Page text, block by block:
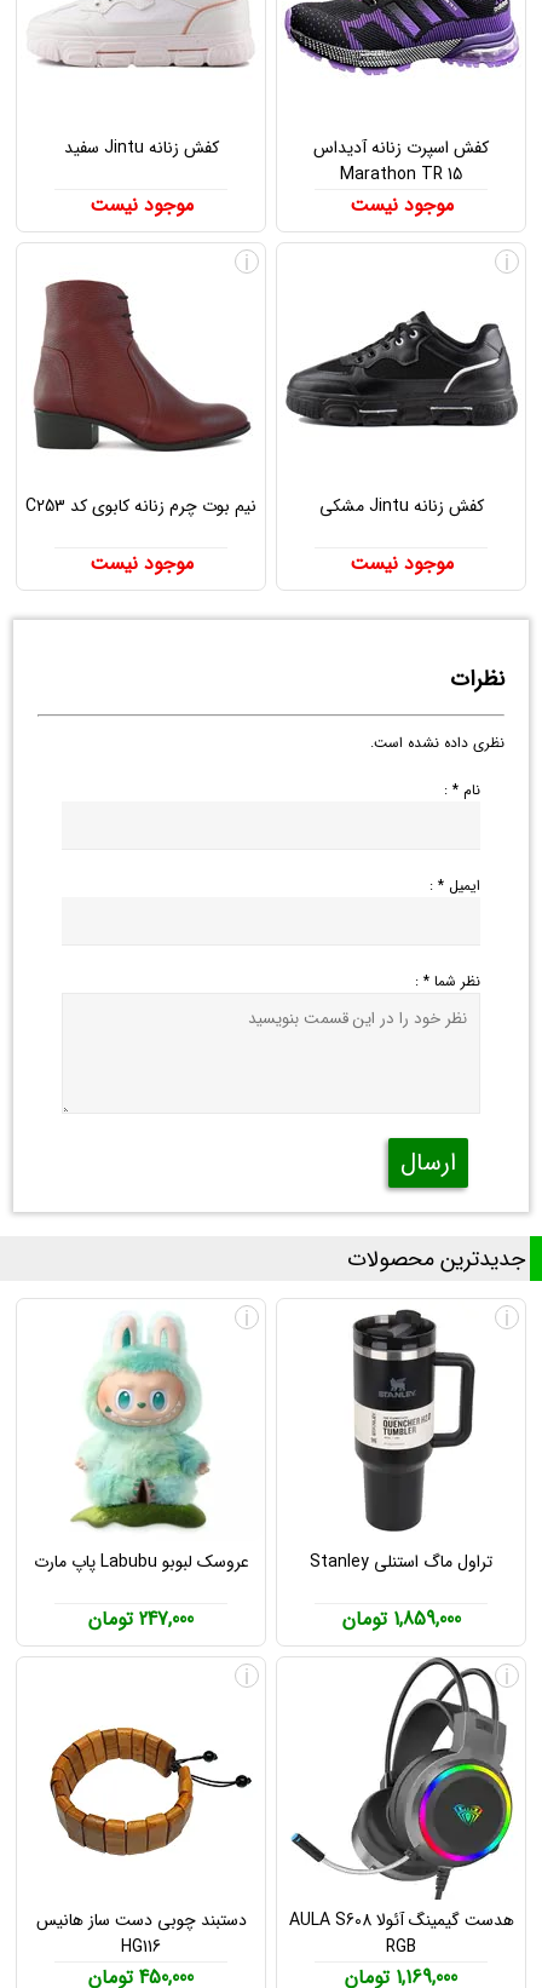
کفش اسپرت زنانه آدیداس
Marathon TR 15
موجود نیست
کفش زنانه Jintu سفید
موجود نیست
کفش زنانه Jintu مشکی
موجود نیست
i
نیم بوت چرم زنانه کابوی کد C253
موجود نیست
i
نظرات
نظری داده نشده است.
نام * :
ایمیل * :
نظر شما * :
ارسال
جدیدترین محصولات
تراول ماگ استنلی Stanley
1,859,000 تومان
i
عروسک لبوبو Labubu پاپ مارت
247,000 تومان
i
هدست گیمینگ آئولا AULA S608
RGB
1,169,000 تومان
i
دستبند چوبی دست ساز هانیس
HG116
450,000 تومان
i